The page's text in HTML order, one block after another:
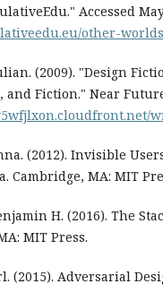
Accessed
other-
(2009). "Design
and Fiction." Near
(2012). Invisible
Cambridge, MA: MIT
H. (2016). The
MIT Press.
(2015). Adversarial